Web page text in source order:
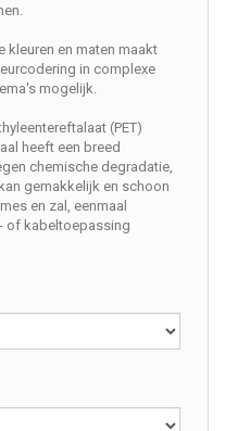
kleuren en maten maakt
in complexe
mogelijk.
(PET)
heeft een breed
chemische degradatie,
gemakkelijk en schoon
en zal, eenmaal
of kabeltoepassing